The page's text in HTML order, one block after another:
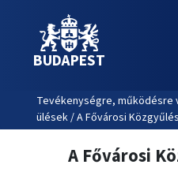
BUDAPEST
Tevékenységre, működésre
ülések / A Fővárosi
A Fővárosi